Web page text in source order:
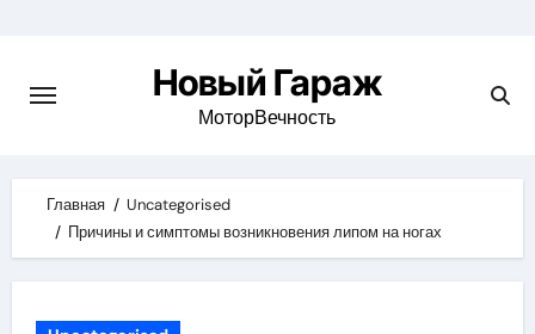
content
Новый Гараж
МоторВечность
Главная
Uncategorised
Причины и симптомы возникновения липом на ногах